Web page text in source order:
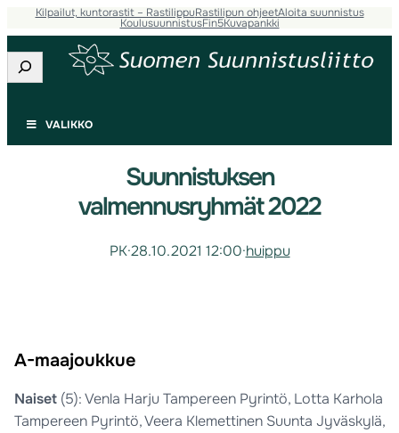
Kilpailut, kuntorastit – RastilippuRastilipun ohjeetAloita suunnistus
KoulusuunnistusFin5Kuvapankki
Etsi
VALIKKO
Suunnistuksen
valmennusryhmät 2022
PK·28.10.2021 12:00·huippu
A-maajoukkue
Naiset (5): Venla Harju Tampereen Pyrintö, Lotta Karhola
Tampereen Pyrintö, Veera Klemettinen Suunta Jyväskylä,